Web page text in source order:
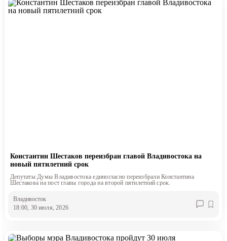
Константин Шестаков переизбран главой Владивостока на
новый пятилетний срок
Депутаты Думы Владивостока единогласно переизбрали Константина
Шестакова на пост главы города на второй пятилетний срок.
Владивосток
18:00, 30 июля, 2026